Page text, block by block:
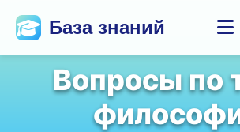
База знаний
Вопросы по